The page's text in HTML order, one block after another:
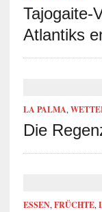
Tajogaite-
Atlantiks
LA PALMA,
Die
ESSEN,FRÜCHTE,